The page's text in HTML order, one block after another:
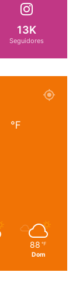
13K
Seguidores
℉
88 ℉
Dom